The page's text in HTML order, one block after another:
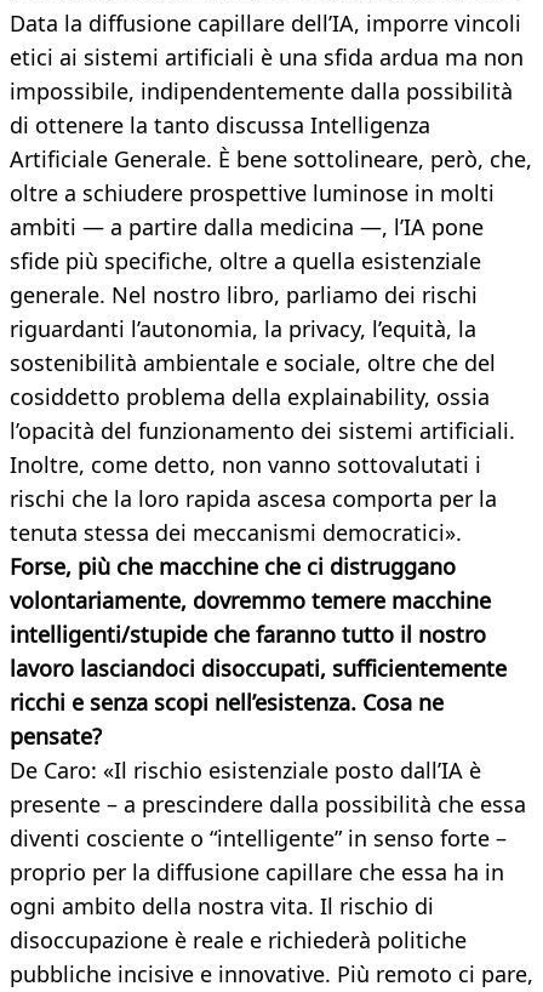
Data la diffusione capillare dell’IA, imporre vincoli
etici ai sistemi artificiali è una sfida ardua ma non
impossibile, indipendentemente dalla possibilità
di ottenere la tanto discussa Intelligenza
Artificiale Generale. È bene sottolineare, però, che,
oltre a schiudere prospettive luminose in molti
ambiti — a partire dalla medicina —, l’IA pone
sfide più specifiche, oltre a quella esistenziale
generale. Nel nostro libro, parliamo dei rischi
riguardanti l’autonomia, la privacy, l’equità, la
sostenibilità ambientale e sociale, oltre che del
cosiddetto problema della explainability, ossia
l’opacità del funzionamento dei sistemi artificiali.
Inoltre, come detto, non vanno sottovalutati i
rischi che la loro rapida ascesa comporta per la
tenuta stessa dei meccanismi democratici».
Forse, più che macchine che ci distruggano
volontariamente, dovremmo temere macchine
intelligenti/stupide che faranno tutto il nostro
lavoro lasciandoci disoccupati, sufficientemente
ricchi e senza scopi nell’esistenza. Cosa ne
pensate?
De Caro: «Il rischio esistenziale posto dall’IA è
presente – a prescindere dalla possibilità che essa
diventi cosciente o “intelligente” in senso forte –
proprio per la diffusione capillare che essa ha in
ogni ambito della nostra vita. Il rischio di
disoccupazione è reale e richiederà politiche
pubbliche incisive e innovative. Più remoto ci pare,